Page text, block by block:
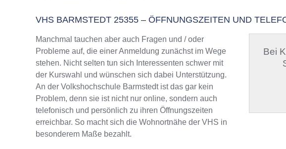
VHS BARMSTEDT 25355 – ÖFFNUNGSZEITEN UND
Manchmal tauchen aber auch Fragen und / oder
Probleme auf, die einer Anmeldung zunächst im Wege
stehen. Nicht selten tun sich Interessenten schwer mit
der Kurswahl und wünschen sich dabei Unterstützung.
An der Volkshochschule Barmstedt ist das gar kein
Problem, denn sie ist nicht nur online, sondern auch
telefonisch und persönlich zu ihren Öffnungszeiten
erreichbar. So macht sich die Wohnortnähe der VHS in
besonderem Maße bezahlt.
Bei